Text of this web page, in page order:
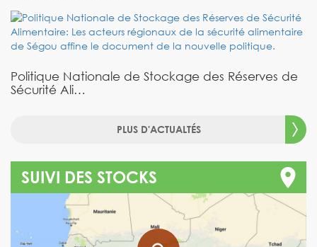
Politique Nationale de Stockage des Réserves de
Sécurité Ali…
PLUS D'ACTUALTÉS
SUIVI DES STOCKS